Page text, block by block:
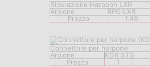
Riparazione Harpoon LXR
Arpione
RPG LXR
Prezzo
1.49
Connettore per harpone
Arpione
KDR STS
Prezzo
1